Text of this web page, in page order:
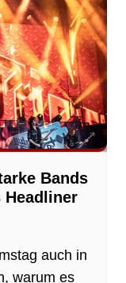
Bands
Headliner
auch in
warum es